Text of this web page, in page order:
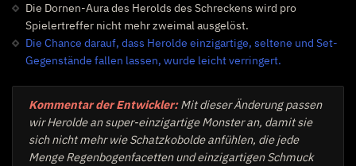
Die Dornen-Aura des Herolds des Schreckens wird pro
Spielertreffer nicht mehr zweimal ausgelöst.
Die Chance darauf, dass Herolde einzigartige, seltene und Set-
Gegenstände fallen lassen, wurde leicht verringert.
Kommentar der Entwickler:Mit dieser Änderung passen
wir Herolde an super-einzigartige Monster an, damit sie
sich nicht mehr wie Schatzkobolde anfühlen, die jede
Menge Regenbogenfacetten und einzigartigen Schmuck